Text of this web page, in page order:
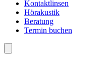
Kontaktlinsen
Hörakustik
Beratung
Termin buchen